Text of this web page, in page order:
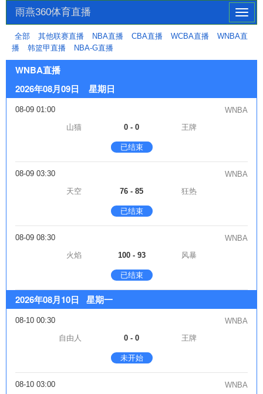
切
换
导
雨燕360体育直播
全部 其他联赛直播 NBA直播 CBA直播 WCBA直播
WNBA直
播
韩篮甲直播 NBA-G直播
WNBA直播
2026年08月09日 星期日
08-09 01:00
WNBA
山猫
0 - 0 王牌
已结束
08-09 03:30
WNBA
天空
76 - 85 狂热
已结束
08-09 08:30
WNBA
火焰
100 - 93 风暴
已结束
2026年08月10日 星期一
08-10 00:30
WNBA
自由人
0 - 0 王牌
未开始
08-10 03:00
WNBA